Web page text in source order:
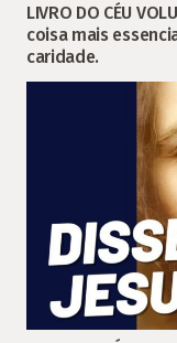
LIVRO DO CÉU
coisa mais
caridade.